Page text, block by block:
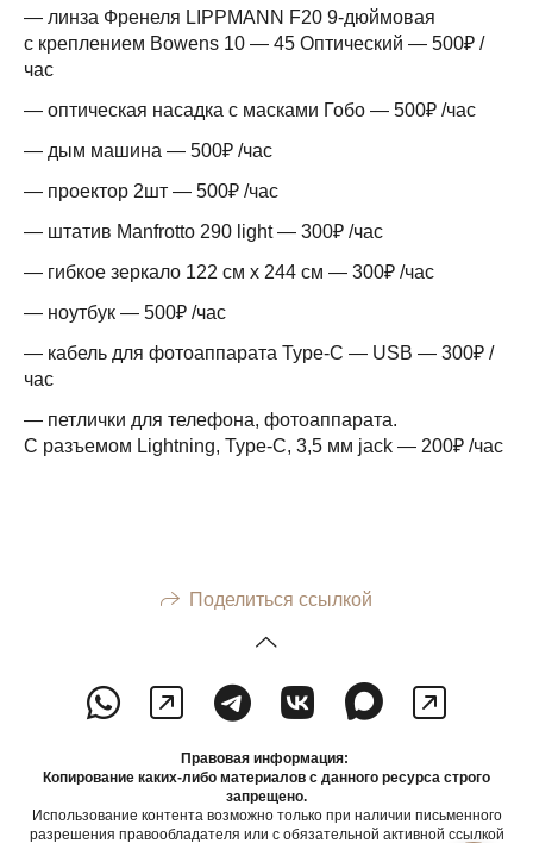
— линза Френеля LIPPMANN F20 9-дюймовая
с креплением Bowens 10 — 45 Оптический — 500₽ /
час
— оптическая насадка с масками Гобо — 500₽ /час
— дым машина — 500₽ /час
— проектор 2шт — 500₽ /час
— штатив Manfrotto 290 light — 300₽ /час
— гибкое зеркало 122 см х 244 см — 300₽ /час
— ноутбук — 500₽ /час
— кабель для фотоаппарата Type-C — USB — 300₽ /
час
— петлички для телефона, фотоаппарата.
С разъемом Lightning, Type-C, 3,5 мм jack — 200₽ /час
Поделиться ссылкой
Правовая информация:
Копирование каких-либо материалов с данного ресурса строго
запрещено.
Использование контента возможно только при наличии письменного
разрешения правообладателя или с обязательной активной ссылкой